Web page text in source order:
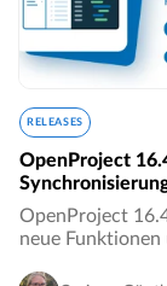
RELEASES
OpenProject
OpenProject
neue